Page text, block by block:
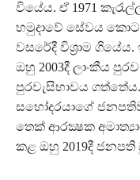
වියේය. ඒ 1971
හමුදාවේ සේවය
වසරේදී විශ්‍රාම
ඔහු 2003දී ලාංකීය
පුරවැසිභාවය ගත්තේය.
සහෝදරයාගේ
තෙක් ආරක්‍ෂක
කළ ඔහු 2019දී